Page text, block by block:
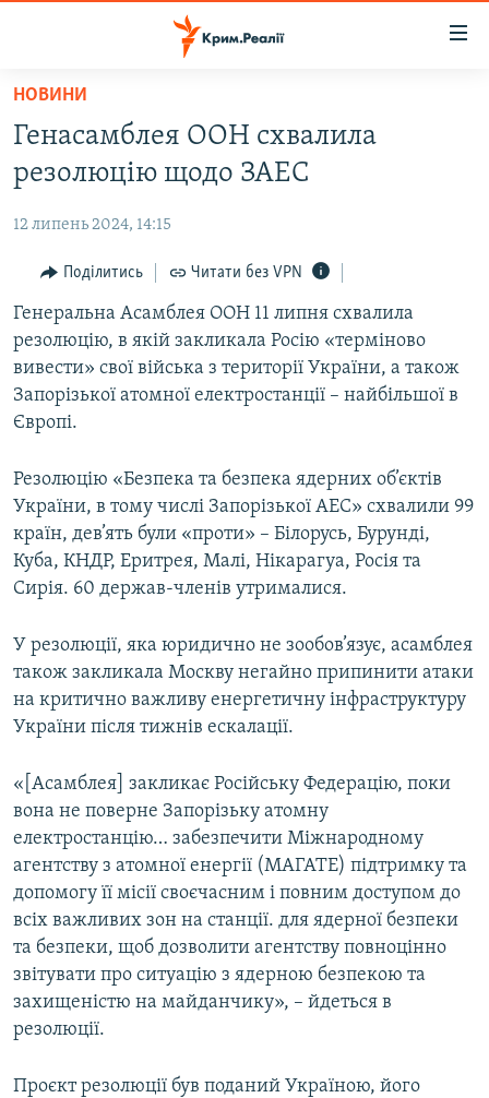
Перейти
основного
матеріалу
Перейти
до
навігації
Перейти
до
пошуку
ВІДЕО ТА ФОТО
ПОЛІТИКА
БЛОГИ
ПОГЛЯД
ІНТЕРВ'Ю
ВСЕ ЗА ДЕНЬ
СПЕЦПРОЕКТИ
ДЕПОРТАЦІЯ
ВІДЕОУРОКИ «ELIFBE»
СВІДЧЕННЯ ОКУПАЦІЇ
УКРАЇНСЬКА ПРОБЛЕМА КРИМУ
ЯК ОБІЙТИ БЛОКУВАННЯ
Русский
Qırımtatar
Усі сайти RFE/RL
НОВИНИ
Генасамблея ООН схвалила
резолюцію щодо ЗАЕС
12 липень 2024, 14:15
Поділитись Читати без VPN
Генеральна Асамблея ООН 11 липня схвалила
резолюцію, в якій закликала Росію «терміново
вивести» свої війська з території України, а також
Запорізької атомної електростанції – найбільшої в
Європі.
Резолюцію «Безпека та безпека ядерних об’єктів
України, в тому числі Запорізької АЕС» схвалили 99
країн, дев’ять були «проти» – Білорусь, Бурунді,
Куба, КНДР, Еритрея, Малі, Нікарагуа, Росія та
Сирія. 60 держав-членів утрималися.
У резолюції, яка юридично не зообов’язує, асамблея
також закликала Москву негайно припинити атаки
на критично важливу енергетичну інфраструктуру
України після тижнів ескалації.
«[Асамблея] закликає Російську Федерацію, поки
вона не поверне Запорізьку атомну
електростанцію… забезпечити Міжнародному
агентству з атомної енергії (МАГАТЕ) підтримку та
допомогу її місії своєчасним і повним доступом до
всіх важливих зон на станції. для ядерної безпеки
та безпеки, щоб дозволити агентству повноцінно
звітувати про ситуацію з ядерною безпекою та
захищеністю на майданчику», – йдеться в
резолюції.
Проєкт резолюції був поданий Україною, його